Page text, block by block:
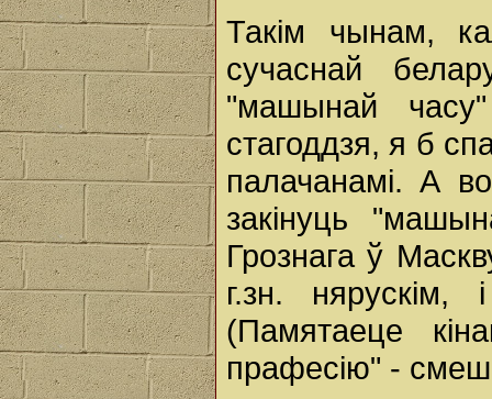
Такім чынам,
сучаснай
"машынай
стагоддзя, я б
палачанамі. А
закінуць
Грознага ў
г.зн.
(Памятаеце
прафесію" -